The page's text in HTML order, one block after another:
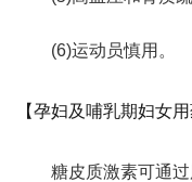
(6)运动员慎用。
【孕妇及哺乳期妇女用
糖皮质激素可通